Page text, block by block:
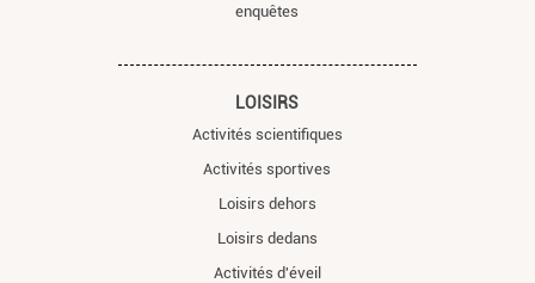
enquêtes
LOISIRS
Activités scientifiques
Activités sportives
Loisirs dehors
Loisirs dedans
Activités d'éveil